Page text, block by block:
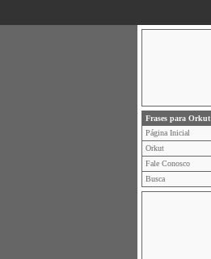
Frases para Orkut
Página Inicial
Orkut
Fale Conosco
Busca